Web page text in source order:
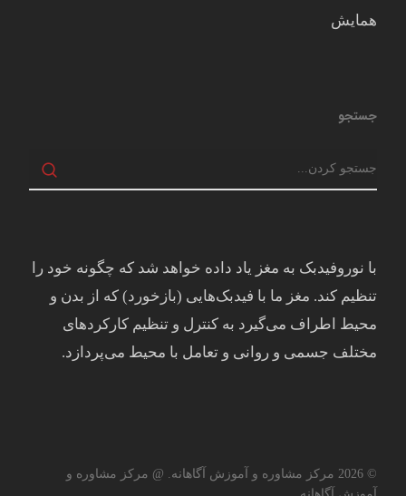
همایش
جستجو
با نوروفیدبک به مغز ياد داده خواهد شد كه چگونه خود را
تنظيم كند. مغز ما با فيدبک‌هايی (بازخورد) که از بدن و
محيط اطراف می‌گيرد به کنترل و تنظيم کارکردهای
مختلف جسمی و روانی و تعامل با محيط می‌پردازد.
© 2026 مرکز مشاوره و آموزش آگاهانه. @ مرکز مشاوره و